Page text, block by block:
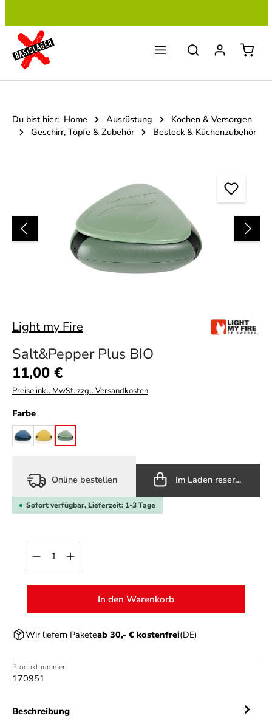
Du bist hier: Home Ausrüstung
Kochen & Versorgen
Geschirr, Töpfe & Zubehör
Besteck & Küchenzubehör
Light my Fire
Salt&Pepper Plus BIO
Regulärer Preis:
11,00 €
Preise inkl. MwSt. zzgl. Versandkosten
Farbeauswählen
hazybluemustyyellow
sandygreen
Online bestellen Im Laden reservieren
Sofort verfügbar, Lieferzeit: 1-3 Tage
Produkt Anzahl: Gib den gewünschten Wert
In den Warenkorb
Wir liefern Paketeab 30,- € kostenfrei(DE)
Produktnummer:
170951
Beschreibung